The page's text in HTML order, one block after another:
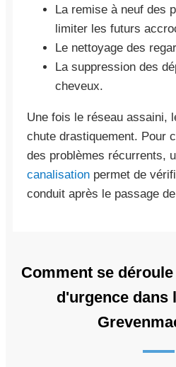
La remise à neuf des
limiter les futurs
Le nettoyage des
La suppression des
cheveux.
Une fois le réseau assaini,
chute drastiquement. Pour
des problèmes récurrents,
canalisation permet de
conduit après le passage
Comment se
d'urgence dans